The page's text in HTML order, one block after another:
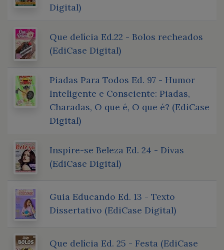
Digital)
Que delícia Ed.22 - Bolos recheados
(EdiCase Digital)
Piadas Para Todos Ed. 97 - Humor
Inteligente e Consciente: Piadas,
Charadas, O que é, O que é? (EdiCase
Digital)
Inspire-se Beleza Ed. 24 - Divas
(EdiCase Digital)
Guia Educando Ed. 13 - Texto
Dissertativo (EdiCase Digital)
Que delícia Ed. 25 - Festa (EdiCase